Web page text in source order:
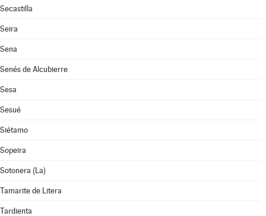
Secastilla
Seira
Sena
Senés de Alcubierre
Sesa
Sesué
Siétamo
Sopeira
Sotonera (La)
Tamarite de Litera
Tardienta